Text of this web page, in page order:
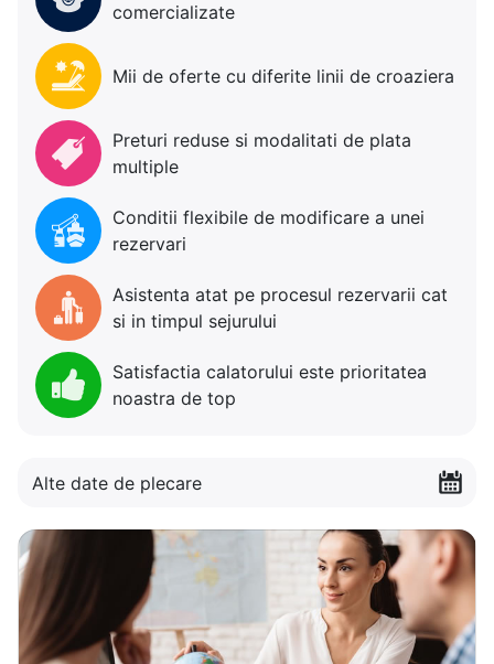
comercializate
Mii de oferte cu diferite linii de croaziera
Preturi reduse si modalitati de plata
multiple
Conditii flexibile de modificare a unei
rezervari
Asistenta atat pe procesul rezervarii cat
si in timpul sejurului
Satisfactia calatorului este prioritatea
noastra de top
Alte date de plecare